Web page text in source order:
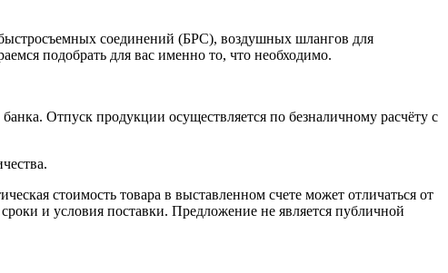
соединений (БРС), воздушных шлангов для
подобрать для вас именно то, что необходимо.
Отпуск продукции осуществляется по безналичному расчёту с
стоимость товара в выставленном счете может отличаться от
и условия поставки. Предложение не является публичной